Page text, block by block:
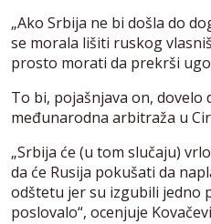
„Ako Srbija ne bi došla do
se morala lišiti ruskog
prosto morati da prekrši
To bi, pojašnjava on, dovelo
međunarodna arbitraža u
„Srbija će (u tom slučaju)
da će Rusija pokušati da
odštetu jer su izgubili jedno
poslovalo“, ocenjuje